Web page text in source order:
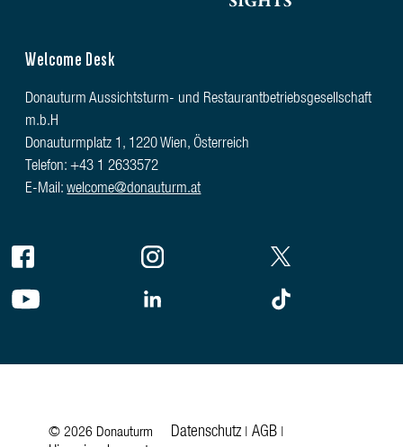
Welcome Desk
Donauturm Aussichtsturm- und Restaurantbetriebsgesellschaft
m.b.H
Donauturmplatz 1, 1220 Wien, Österreich
Telefon: +43 1 2633572
E-Mail:welcome@donauturm.at
© 2026 Donauturm Datenschutz| AGB|